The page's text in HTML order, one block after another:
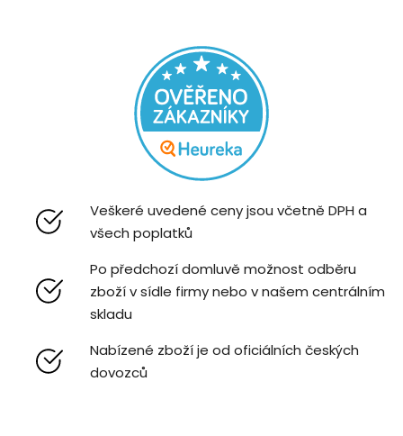
Veškeré uvedené ceny jsou včetně DPH a
všech poplatků
Po předchozí domluvě možnost odběru
zboží v sídle firmy nebo v našem centrálním
skladu
Nabízené zboží je od oficiálních českých
dovozců